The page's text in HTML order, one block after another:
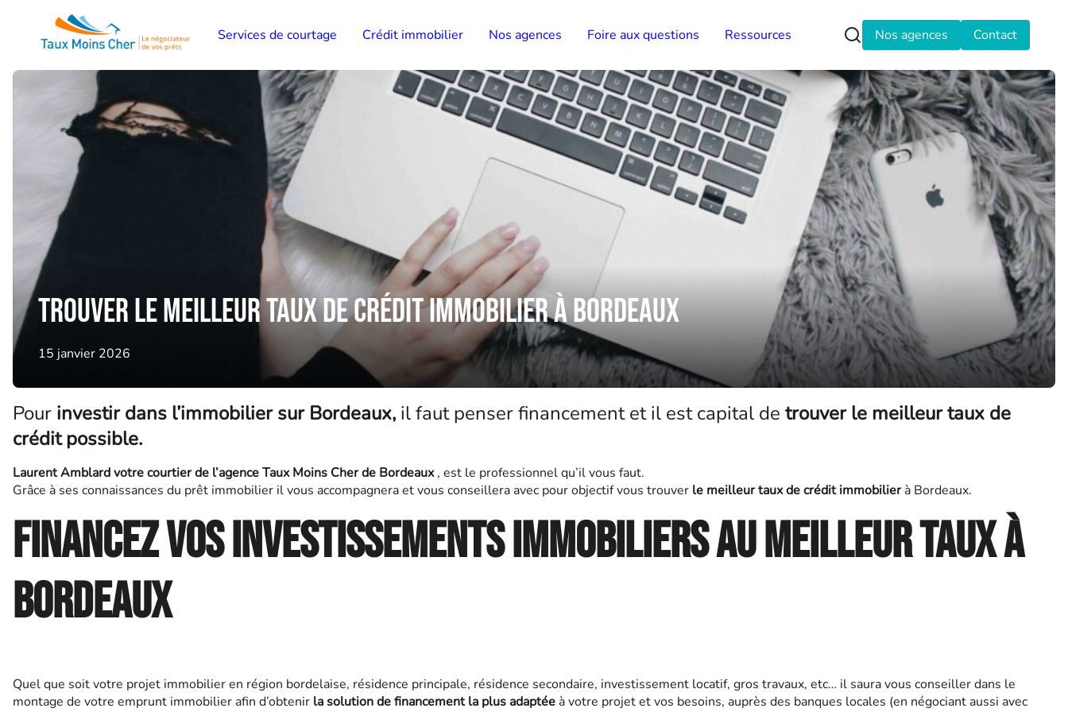
Services de courtage Crédit immobilier Nos agences Foire aux questions Ressources Nos agences Contact
Trouver le meilleur taux de crédit immobilier à Bordeaux
15 janvier 2026
Pour investir dans l’immobilier sur Bordeaux, il faut penser financement et il est capital de trouver le meilleur taux de
crédit possible.
Laurent Amblard votre courtier de l’agence Taux Moins Cherde Bordeaux, est le professionnel qu’il vous faut.
Grâce à ses connaissances du prêt immobilier il vous accompagnera et vous conseillera avec pour objectif vous trouver le meilleur taux de crédit immobilierà Bordeaux.
Financez vos investissements immobiliers au meilleur taux à
Bordeaux
Quel que soit votre projet immobilier en région bordelaise, résidence principale, résidence secondaire, investissement locatif, gros travaux, etc… il saura vous conseiller dans le
montage de votre emprunt immobilier afin d’obtenir la solution de financement la plus adaptée à votre projet et vos besoins, auprès des banques locales (en négociant aussi avec